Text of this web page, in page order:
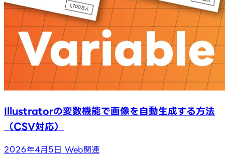
Illustratorの変数機能で画像を自動生成する方法
（CSV対応）
2026年4月5日 Web関連